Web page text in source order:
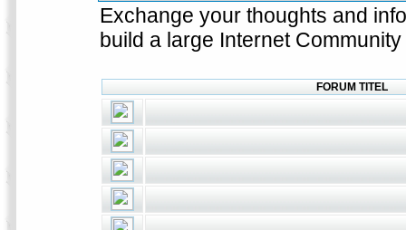
Exchange your thoughts and
build a large Internet
FORUM TITEL